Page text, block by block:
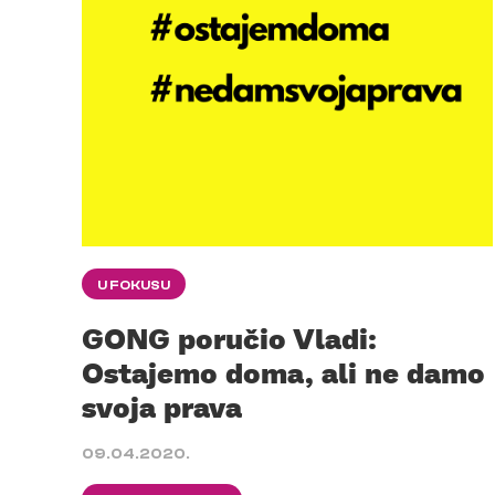
U FOKUSU
GONG poručio Vladi:
Ostajemo doma, ali ne damo
svoja prava
09.04.2020.